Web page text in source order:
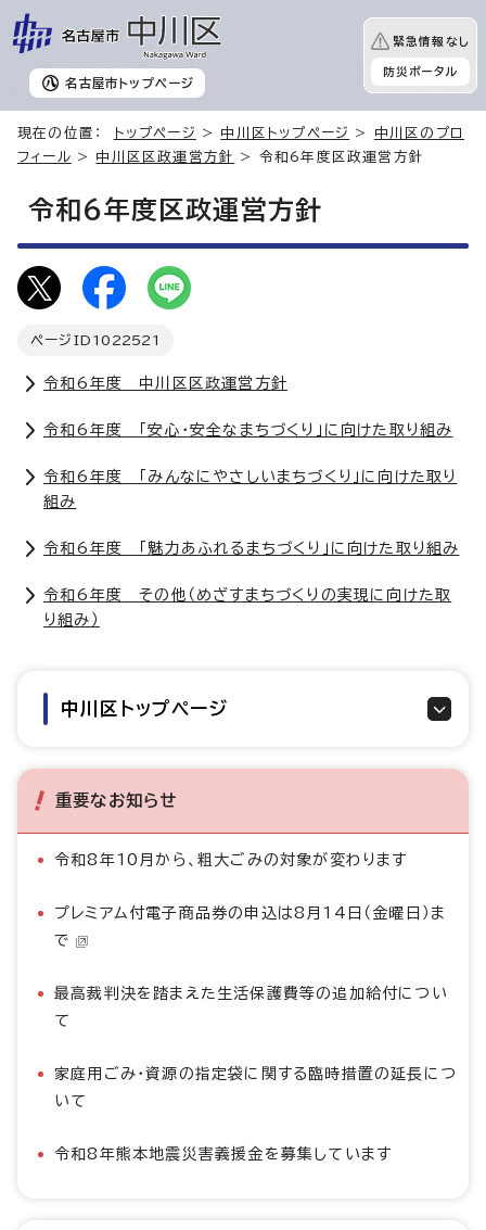
名古屋市 トップページ
緊急情報なし
防災ポータル
現在の位置： トップページ > 中川区トップページ > 中川区のプロ
フィール > 中川区区政運営方針 > 令和6年度区政運営方針
令和6年度区政運営方針
ページID 1022521
令和6年度 中川区区政運営方針
令和6年度 「安心・安全なまちづくり」に向けた取り組み
令和6年度 「みんなにやさしいまちづくり」に向けた取り
組み
令和6年度 「魅力あふれるまちづくり」に向けた取り組み
令和6年度 その他（めざすまちづくりの実現に向けた取
り組み）
中川区トップページ
重要なお知らせ
令和8年10月から、粗大ごみの対象が変わります
プレミアム付電子商品券の申込は8月14日（金曜日）ま
で
最高裁判決を踏まえた生活保護費等の追加給付につい
て
家庭用ごみ・資源の指定袋に関する臨時措置の延長につ
いて
令和8年熊本地震災害義援金を募集しています